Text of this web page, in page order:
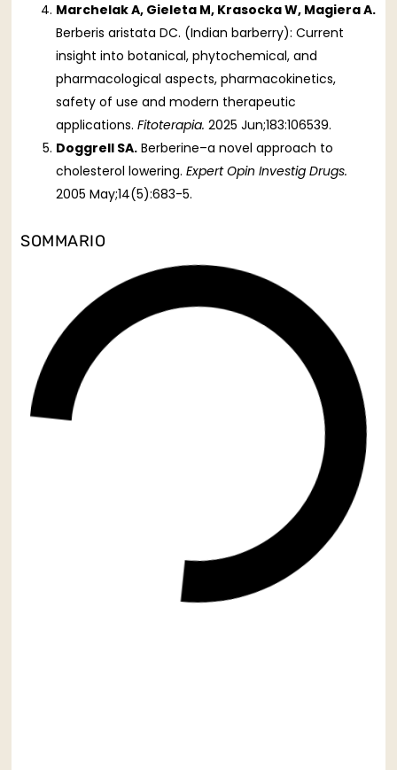
Marchelak A, Gieleta M, Krasocka W, Magiera A.
Berberis aristata DC. (Indian barberry): Current
insight into botanical, phytochemical, and
pharmacological aspects, pharmacokinetics,
safety of use and modern therapeutic
applications.Fitoterapia. 2025 Jun;183:106539.
Doggrell SA. Berberine–a novel approach to
cholesterol lowering.Expert Opin Investig Drugs.
2005 May;14(5):683-5.
SOMMARIO